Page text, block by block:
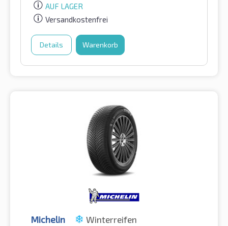
AUF LAGER
Versandkostenfrei
Details Warenkorb
Michelin Winterreifen